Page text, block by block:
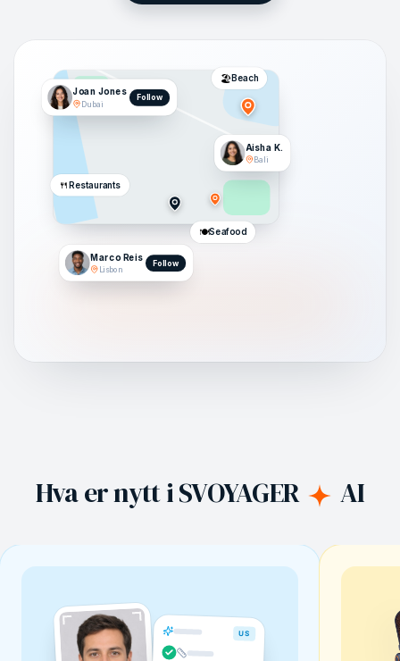
Joan Jones
Dubai
Follow
Aisha K.
Bali
Marco Reis
Lisbon
Follow
🏖️Beach
🍽️Seafood
🍴Restaurants
Hva er nytt i SVOYAGER AI
US